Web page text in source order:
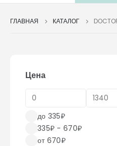
ГЛАВНАЯ КАТАЛОГ
Цена
до 335₽
335₽ - 670₽
от 670₽